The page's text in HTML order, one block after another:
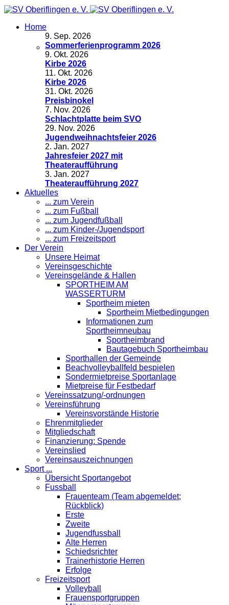
Home
9. Sep. 2026
Sommerferienprogramm 2026
9. Okt. 2026
Kirbe 2026
11. Okt. 2026
Kirbe 2026
31. Okt. 2026
Preisbinokel
7. Nov. 2026
Schlachtplatte beim SVO
29. Nov. 2026
Jugendweihnachtsfeier 2026
2. Jan. 2027
Jahresfeier 2027 mit
Theateraufführung
3. Jan. 2027
Theateraufführung 2027
Aktuelles
... zum Verein
... zum Fußball
... zum Jugendfußball
... zum Kinder-/Jugendsport
... zum Freizeitsport
Der Verein
Unsere Heimat
Vereinsgeschichte
Vereinsgelände & Hallen
SPORTHEIM AM
WASSERTURM
Sportheim mieten
Sportheim Mietbedingungen
Informationen zum
Sportheimneubau
Sportheimbrand
Bautagebuch Sportheimbau
Sporthallen der Gemeinde
Beachvolleyballfeld bespielen
Sondermietpreise Sportanlage
Mietpreise für Festbedarf
Vereinssatzung/-ordnungen
Vereinsführung
Vereinsvorstände Historie
Ehrenmitglieder
Mitgliedschaft
Finanzierung: Spende
Vereinslied
Vereinsauszeichnungen
Sport ...
Übersicht Sportangebot
Fussball
Frauenteam (Team abgemeldet;
Rückblick)
Erste
Zweite
Jugendfussball
Alte Herren
Schiedsrichter
Trainerhistorie Herren
Erfolge
Freizeitsport
Volleyball
Frauensportgruppen